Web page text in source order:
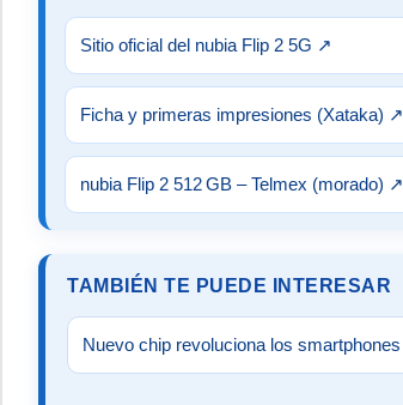
Sitio oficial del nubia Flip 2 5G ↗
Ficha y primeras impresiones (Xataka) ↗
nubia Flip 2 512 GB – Telmex (morado) ↗
TAMBIÉN TE PUEDE INTERESAR
Nuevo chip revoluciona los smartphones